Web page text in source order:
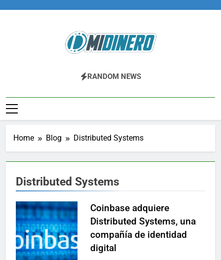
Midinero.co
Fintech, Criptomonedas
RANDOM NEWS
Home Blog Distributed Systems
Distributed Systems
Coinbase adquiere
Distributed Systems, una
compañía de identidad
digital